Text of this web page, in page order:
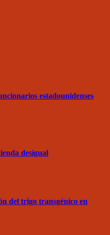
estadounidenses
desigual
del trigo transgénico en